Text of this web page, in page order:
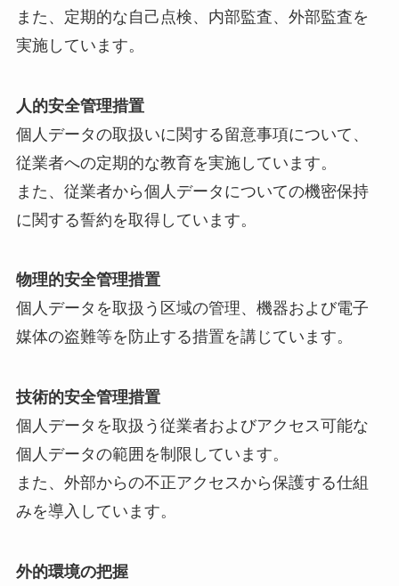
また、定期的な自己点検、内部監査、外部監査を
実施しています。
人的安全管理措置
個人データの取扱いに関する留意事項について、
従業者への定期的な教育を実施しています。
また、従業者から個人データについての機密保持
に関する誓約を取得しています。
物理的安全管理措置
個人データを取扱う区域の管理、機器および電子
媒体の盗難等を防止する措置を講じています。
技術的安全管理措置
個人データを取扱う従業者およびアクセス可能な
個人データの範囲を制限しています。
また、外部からの不正アクセスから保護する仕組
みを導入しています。
外的環境の把握